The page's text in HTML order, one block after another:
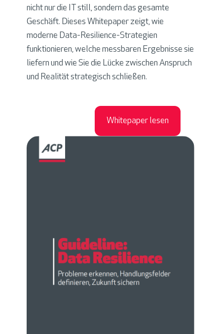
nicht nur die IT still, sondern das gesamte
Geschäft. Dieses Whitepaper zeigt, wie
moderne Data-Resilience-Strategien
funktionieren, welche messbaren Ergebnisse sie
liefern und wie Sie die Lücke zwischen Anspruch
und Realität strategisch schließen.
Whitepaper lesen